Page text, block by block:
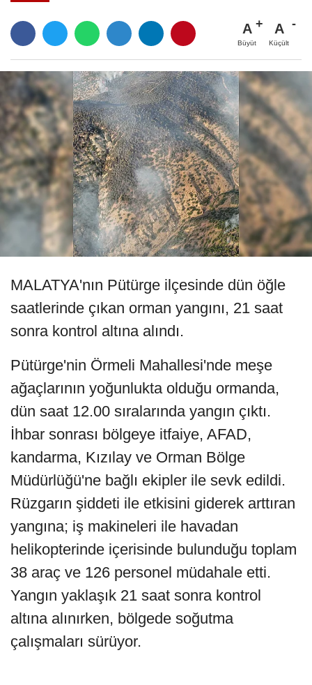
A
Büyüt
A
Küçült
MALATYA'nın Pütürge ilçesinde dün öğle
saatlerinde çıkan orman yangını, 21 saat
sonra kontrol altına alındı.
Pütürge'nin Örmeli Mahallesi'nde meşe
ağaçlarının yoğunlukta olduğu ormanda,
dün saat 12.00 sıralarında yangın çıktı.
İhbar sonrası bölgeye itfaiye, AFAD,
kandarma, Kızılay ve Orman Bölge
Müdürlüğü'ne bağlı ekipler ile sevk edildi.
Rüzgarın şiddeti ile etkisini giderek arttıran
yangına; iş makineleri ile havadan
helikopterinde içerisinde bulunduğu toplam
38 araç ve 126 personel müdahale etti.
Yangın yaklaşık 21 saat sonra kontrol
altına alınırken, bölgede soğutma
çalışmaları sürüyor.